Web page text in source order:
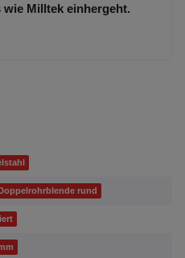
Milltek einhergeht.
rund